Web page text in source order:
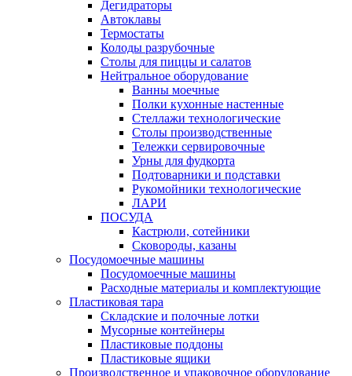
Дегидраторы
Автоклавы
Термостаты
Колоды разрубочные
Столы для пиццы и салатов
Нейтральное оборудование
Ванны моечные
Полки кухонные настенные
Стеллажи технологические
Столы производственные
Тележки сервировочные
Урны для фудкорта
Подтоварники и подставки
Рукомойники технологические
ЛАРИ
ПОСУДА
Кастрюли, сотейники
Сковороды, казаны
Посудомоечные машины
Посудомоечные машины
Расходные материалы и комплектующие
Пластиковая тара
Складские и полочные лотки
Мусорные контейнеры
Пластиковые поддоны
Пластиковые ящики
Производственное и упаковочное оборудование